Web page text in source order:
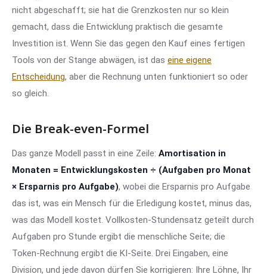
nicht abgeschafft; sie hat die Grenzkosten nur so klein
gemacht, dass die Entwicklung praktisch die gesamte
Investition ist. Wenn Sie das gegen den Kauf eines fertigen
Tools von der Stange abwägen, ist das eine eigene
Entscheidung, aber die Rechnung unten funktioniert so oder
so gleich.
Die Break-even-Formel
Das ganze Modell passt in eine Zeile: Amortisation in
Monaten = Entwicklungskosten ÷ (Aufgaben pro Monat
× Ersparnis pro Aufgabe), wobei die Ersparnis pro Aufgabe
das ist, was ein Mensch für die Erledigung kostet, minus das,
was das Modell kostet. Vollkosten-Stundensatz geteilt durch
Aufgaben pro Stunde ergibt die menschliche Seite; die
Token-Rechnung ergibt die KI-Seite. Drei Eingaben, eine
Division, und jede davon dürfen Sie korrigieren: Ihre Löhne, Ihr